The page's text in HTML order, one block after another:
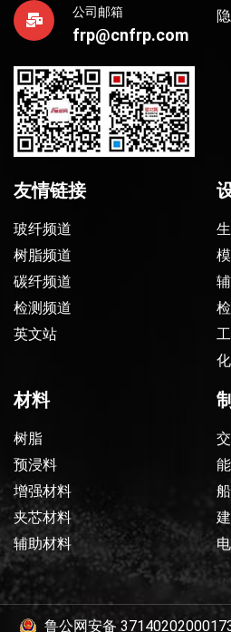
公司邮箱
frp@cnfrp.com
友情链接
玻纤频道
树脂频道
碳纤频道
检测频道
英文站
材料
树脂
预浸料
增强材料
夹芯材料
辅助材料
鲁公网安备